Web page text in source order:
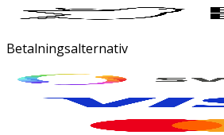
Betalningsalternativ